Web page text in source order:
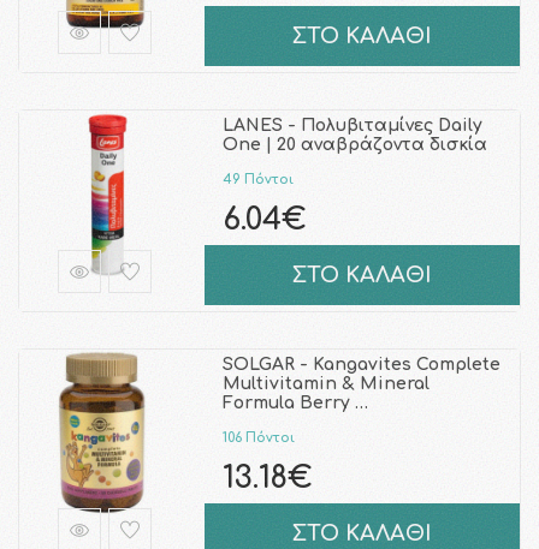
ΣΤΟ ΚΑΛΑΘΙ
LANES - Πολυβιταμίνες Daily
One | 20 αναβράζοντα δισκία
49 Πόντοι
6.04€
ΣΤΟ ΚΑΛΑΘΙ
SOLGAR - Kangavites Complete
Multivitamin & Mineral
Formula Berry …
106 Πόντοι
13.18€
ΣΤΟ ΚΑΛΑΘΙ